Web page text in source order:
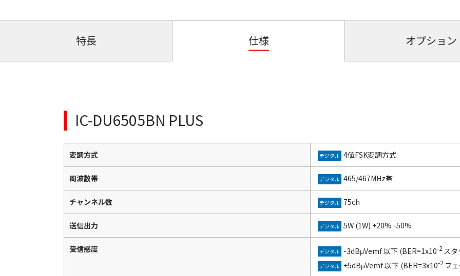
特長 仕様 オプション
IC-DU6505BN PLUS
変調方式 デジタル 4値FSK変調方式
周波数帯 デジタル 465/467MHz帯
チャンネル数 デジタル 75ch
送信出力 デジタル 5W (1W) +20% -50%
受信感度 デジタル -3dBμVemf 以下 (BER=1x10-2スタ
デジタル +5dBμVemf 以下 (BER=3x10-2フェ